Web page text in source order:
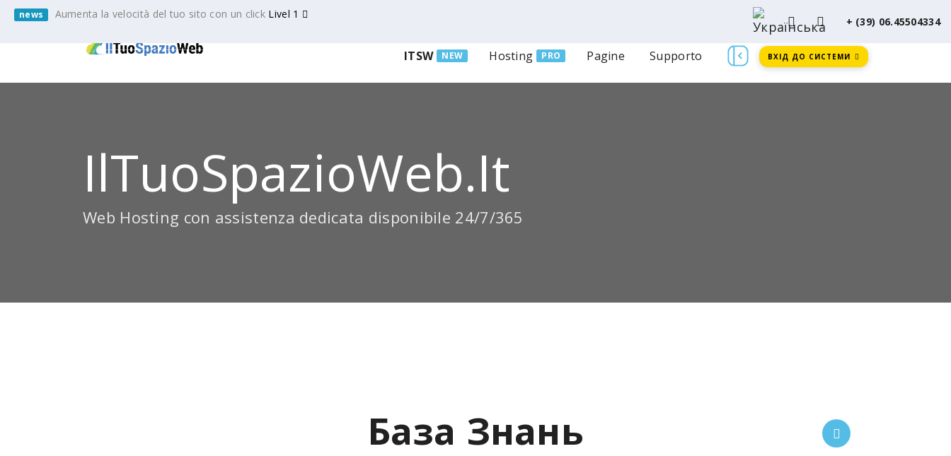
news Aumenta la velocità del tuo sito con un click Livel 1
+ (39) 06.45504334
ITSW NEW Hosting PRO Pagine Supporto ВХІД ДО СИСТЕМИ
IlTuoSpazioWeb.it
Web Hosting con assistenza dedicata disponibile 24/7/365
База Знань